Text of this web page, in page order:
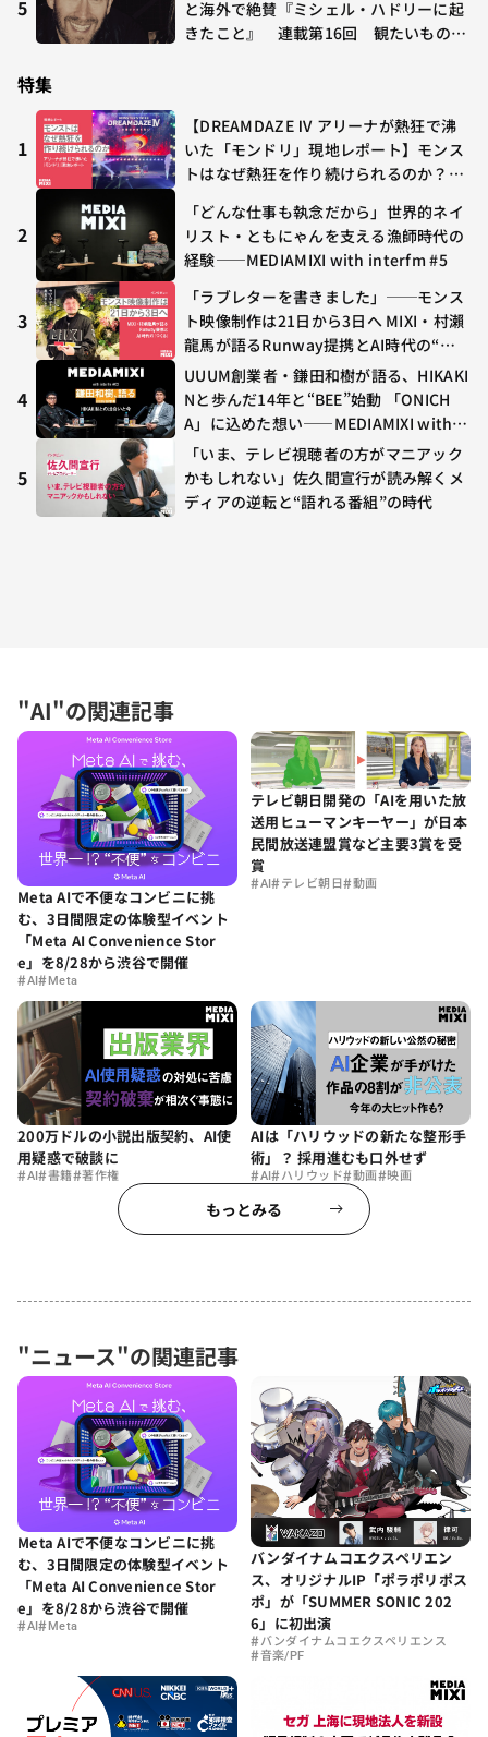
"AI"の関連記事
Meta AIで不便なコンビニに挑
む、3日間限定の体験型イベント
「Meta AI Convenience Stor
e」を8/28から渋谷で開催
#AI# Meta
テレビ朝日開発の「AIを用いた放
送用ヒューマンキーヤー」が日本
民間放送連盟賞など主要3賞を受
賞
#AI#テレビ朝日#動画
200万ドルの小説出版契約、AI使
用疑惑で破談に
#AI#書籍#著作権
AIは「ハリウッドの新たな整形手
術」？ 採用進むも口外せず
#AI#ハリウッド#動画#映画
もっとみる
"ニュース"の関連記事
Meta AIで不便なコンビニに挑
む、3日間限定の体験型イベント
「Meta AI Convenience Stor
e」を8/28から渋谷で開催
#AI#Meta
バンダイナムコエクスペリエン
ス、オリジナルIP「ポラポリポス
ポ」が「SUMMER SONIC 202
6」に初出演
#バンダイナムコエクスペリエンス
#音楽/PF
5
と海外で絶賛『ミシェル・ハドリーに起
きたこと』 連載第16回 観たいものが
特集
1
【DREAMDAZE Ⅳ アリーナが熱狂で沸
いた「モンドリ」現地レポート】モンス
トはなぜ熱狂を作り続けられるのか？コ
や、兎田ぺこら、壱百満天原サロメらも
集結
2
「どんな仕事も執念だから」世界的ネイ
リスト・ともにゃんを支える漁師時代の
経験——MEDIAMIXI with interfm #5
3
「ラブレターを書きました」──モンス
ト映像制作は21日から3日へ MIXI・村瀨
龍馬が語るRunway提携とAI時代の“つ
くる”
4
UUUM創業者・鎌田和樹が語る、HIKAKI
Nと歩んだ14年と“BEE”始動 「ONICH
A」に込めた想い——MEDIAMIXI with in
terfm #3
5
「いま、テレビ視聴者の方がマニアック
かもしれない」佐久間宣行が読み解くメ
ディアの逆転と“語れる番組”の時代